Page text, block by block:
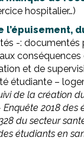
hospitalier…)
l’épuisement,
-: documentés
et de
étudiante –
de la création
Enquête 2018 des
du secteur
étudiants en